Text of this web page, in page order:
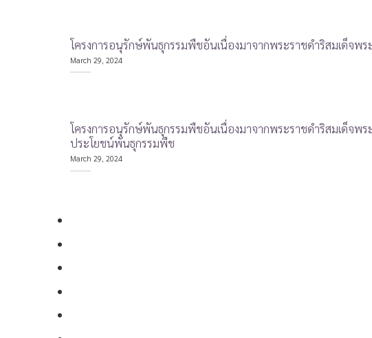
โครงการอนุรักษ์พันธุกรรมพืชอันเนื่องมาจากพระราชดำริสมเด็จ
March 29, 2024
โครงการอนุรักษ์พันธุกรรมพืชอันเนื่องมาจากพระราชดำริสมเด็จ
ประโยชน์พันธุกรรมพืช
March 29, 2024